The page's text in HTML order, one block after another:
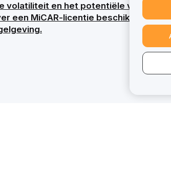
en het potentiële verlies van
een MiCAR-licentie beschikt voor